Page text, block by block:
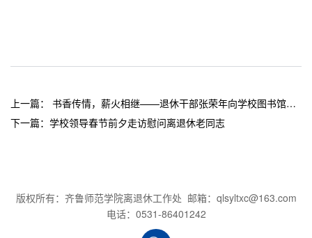
上一篇： 书香传情，薪火相继——退休干部张荣年向学校图书馆捐赠图书
下一篇： 学校领导春节前夕走访慰问离退休老同志
版权所有：齐鲁师范学院离退休工作处 邮箱：qlsyltxc@163.com
电话：0531-86401242